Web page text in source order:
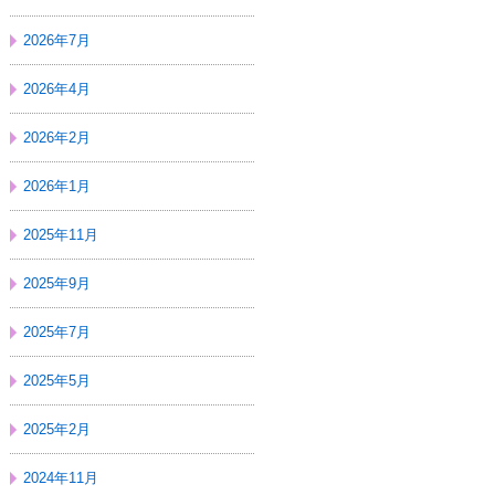
2026年7月
2026年4月
2026年2月
2026年1月
2025年11月
2025年9月
2025年7月
2025年5月
2025年2月
2024年11月